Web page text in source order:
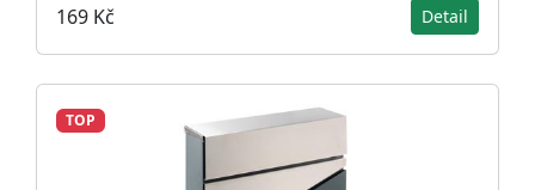
169 Kč Detail
TOP